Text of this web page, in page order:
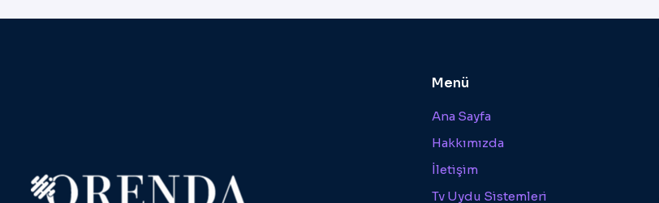
Menü
Ana Sayfa
Hakkımızda
İletişim
Tv Uydu Sistemleri